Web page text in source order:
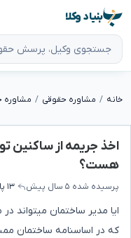
بنیاد وکلا
خانه مشاوره حقوقی مشاوره
اخذ جریمه از ساکنین
هست؟
پرسیده شده ۵ سال پیش ۱۳ پاسخ
ایا مدیر ساختمان میتواند
که در اساسنامه ساختمان